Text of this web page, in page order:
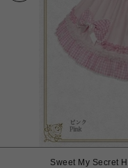
Sweet My Secret